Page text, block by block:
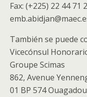
Fax: (+225) 22 44 71
También se puede
Vicecónsul
Groupe Scimas
862, Avenue
01 BP 574